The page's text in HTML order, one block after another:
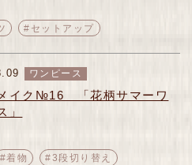
#セットアップ
ワンピース
イク№16 「花柄サマーワ
」
#着物 #3段切り替え